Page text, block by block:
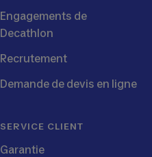
Engagements de
Decathlon
Recrutement
Demande de devis en ligne
SERVICE CLIENT
Garantie